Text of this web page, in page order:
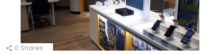
0 Shares